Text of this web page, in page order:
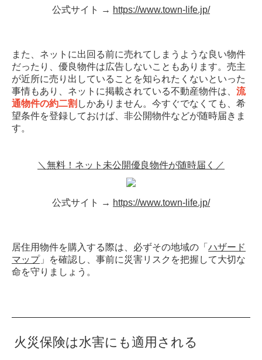
公式サイト → https://www.town-life.jp/
また、ネットに出回る前に売れてしまうような良い物件
だったり、優良物件は広告しないこともあります。売主
が近所に売り出していることを知られたくないといった
事情もあり、ネットに掲載されている不動産物件は、 流
通物件の約二割 しかありません。今すぐでなくても、希
望条件を登録しておけば、非公開物件などが随時届きま
す。
＼無料！ネット未公開優良物件が随時届く／
公式サイト → https://www.town-life.jp/
居住用物件を購入する際は、必ずその地域の「 ハザード
マップ」を確認し、事前に災害リスクを把握して大切な
命を守りましょう。
火災保険は水害にも適用される